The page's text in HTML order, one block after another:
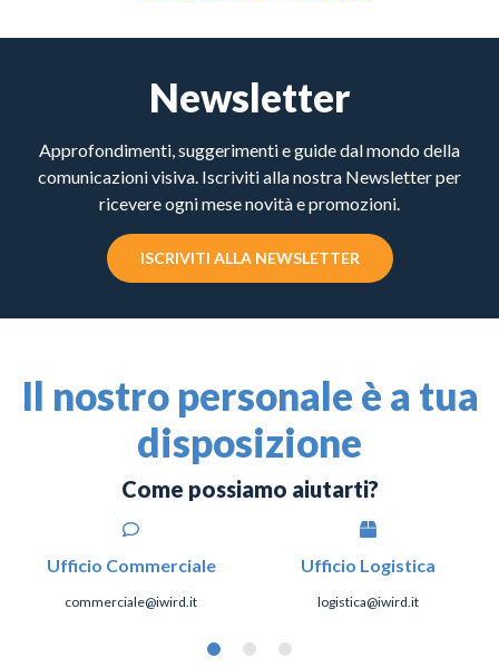
Newsletter
Approfondimenti, suggerimenti e guide dal mondo della
comunicazioni visiva. Iscriviti alla nostra Newsletter per
ricevere ogni mese novità e promozioni.
ISCRIVITI ALLA NEWSLETTER
Il nostro personale è a tua
disposizione
Come possiamo aiutarti?
Ufficio Commerciale
commerciale@iwird.it
Ufficio Logistica
logistica@iwird.it